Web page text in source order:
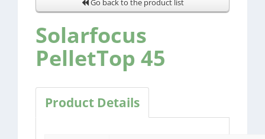
Go back to the product list
Solarfocus
PelletTop 45
Product Details